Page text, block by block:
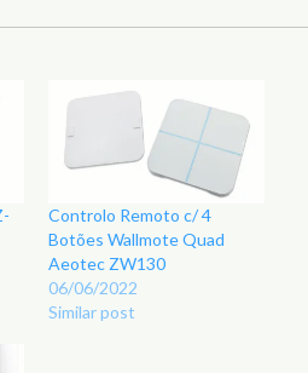
Controlo Remoto c/ 4
Botões Wallmote Quad
Aeotec ZW130
06/06/2022
Similar post